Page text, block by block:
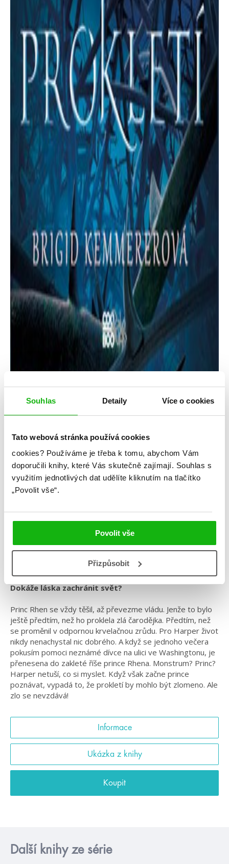
Souhlas Detaily Více o cookies
Tato webová stránka používá cookies
cookies? Používáme je třeba k tomu, abychom Vám
doporučili knihy, které Vás skutečně zajímají. Souhlas s
využitím jednotlivých dat udělíte kliknutím na tlačítko
„Povolit vše“.
Povolit vše
Přizpůsobit
Žánr: Retelling
Série: Temné a osamělé prokletí
Temné a osamělé prokletí
Dokáže láska zachránit svět?
Princ Rhen se vždy těšil, až převezme vládu. Jenže to bylo
ještě předtím, než ho proklela zlá čarodějka. Předtím, než
se proměnil v odpornou krvelačnou zrůdu. Pro Harper život
nikdy nenachystal nic dobrého. A když se jednoho večera
pokusím pomoci neznámé dívce na ulici ve Washingtonu, je
přenesena do zakleté říše prince Rhena. Monstrum? Princ?
Harper netuší, co si myslet. Když však začne prince
poznávat, vypadá to, že prokletí by mohlo být zlomeno. Ale
zlo se nevzdává!
Informace
Ukázka z knihy
Koupit
Další knihy ze série